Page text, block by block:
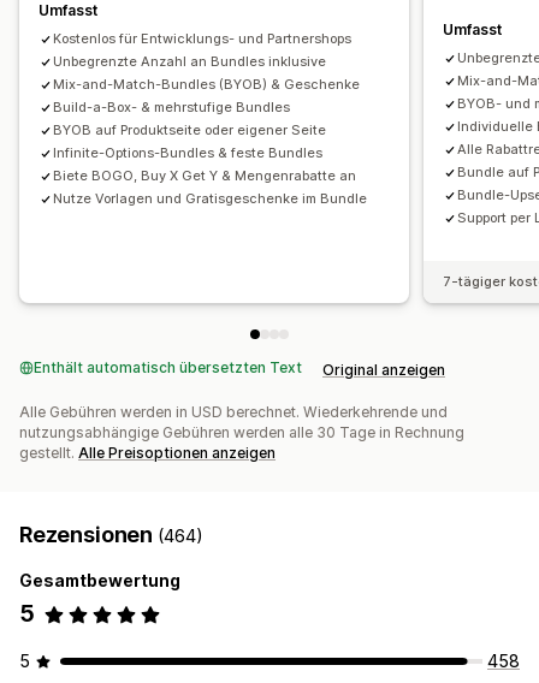
Die Preise kannst du festlegen
Feste Preisgestaltung
Preisstaffelung
Mengenstaffelungen Rabatte Mengenrabatte
Pauschalrabatte Prozentuale Rabatte
Warenkorbrabatte
Kostenloser Versand BOGO
Massenpreise
Großhandelspreise Dynamische Preise Individuelle Preise
Umfasst
Kostenlos für Entwicklungs- und Partnershops
Unbegrenzte Anzahl an Bundles inklusive
Mix-and-Match-Bundles (BYOB) & Geschenke
Build-a-Box- & mehrstufige Bundles
BYOB auf Produktseite oder eigener Seite
Infinite-Options-Bundles & feste Bundles
Biete BOGO, Buy X Get Y & Mengenrabatte an
Nutze Vorlagen und Gratisgeschenke im Bundle
Umfasst
Mix-and-
BYOB- und
Individuelle
Alle
Bundle auf
Bundle-
Support per
7-tägiger
Enthält automatisch übersetzten Text Original anzeigen
Alle Gebühren werden in USD berechnet. Wiederkehrende und
nutzungsabhängige Gebühren werden alle 30 Tage in Rechnung
gestellt. Alle Preisoptionen anzeigen
Rezensionen (464)
Gesamtbewertung
5
5
458